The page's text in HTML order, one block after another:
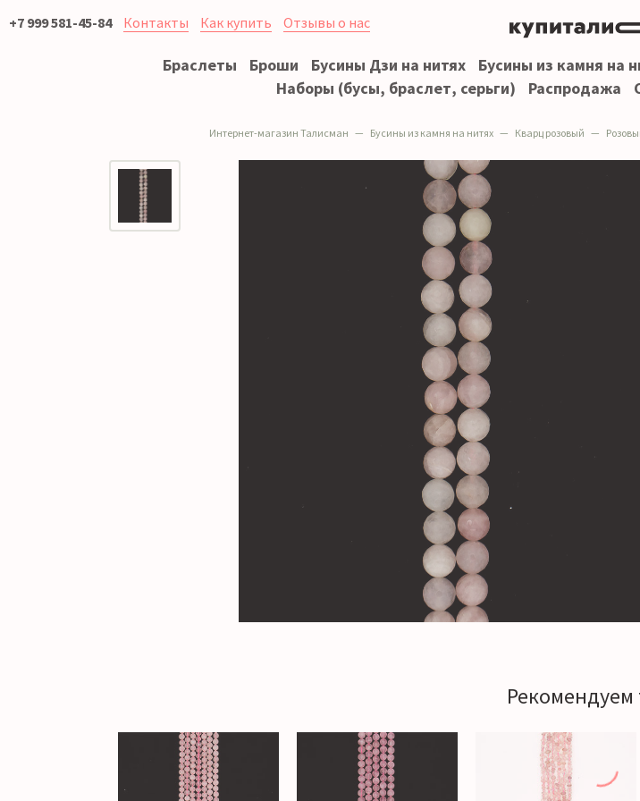
+7 999 581-45-84 Контакты Как купить Отзывы о нас
Браслеты Броши Бусины Дзи на нитях Бусины из камня на
Наборы (бусы, браслет, серьги)
Распродажа
Интернет-магазин Талисман Бусины из камня на нитях Кварц розовый
Рекомендуем